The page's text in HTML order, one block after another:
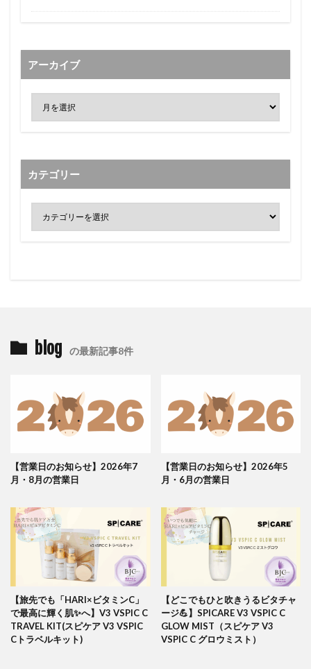
アーカイブ
カテゴリー
blog の最新記事8件
【営業日のお知らせ】2026年7
月・8月の営業日
【営業日のお知らせ】2026年5
月・6月の営業日
【旅先でも「HARI×ビタミンC」
で最高に輝く肌✨へ】V3 VSPIC C
TRAVEL KIT(スピケア V3 VSPIC
Cトラベルキット)
【どこでもひと吹きうるビタチャ
ージ💪】SPICARE V3 VSPIC C
GLOW MIST（スピケア V3
VSPIC C グロウミスト）